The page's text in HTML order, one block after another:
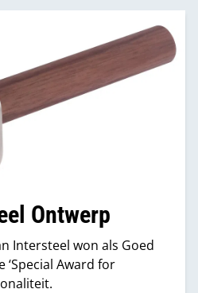
Ontwerp
Intersteel won als Goed
Award for